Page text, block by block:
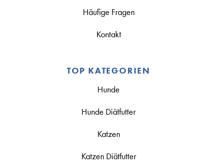
Häufige Fragen
Kontakt
TOP KATEGORIEN
Hunde
Hunde Diätfutter
Katzen
Katzen Diätfutter